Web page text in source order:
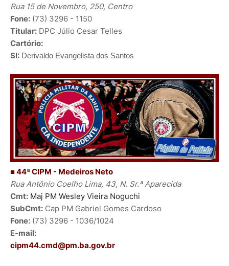
Rua 15 de Novembro, 250, Centro
Fone: (73) 3296 - 1150
Titular: DPC Júlio Cesar Telles
Cartório:
SI: Derivaldo Evangelista dos Santos
■ 44ª CIPM - Medeiros Neto
Rua Antônio Coelho Lima, 43, N. Sr.ª Aparecida
Cmt: Maj PM Wesley Vieira Noguchi
SubCmt: Cap PM Gabriel Gomes Cardoso
Fone: (73) 3296 - 1036/1024
E-mail:
cipm44.cmd@pm.ba.gov.br